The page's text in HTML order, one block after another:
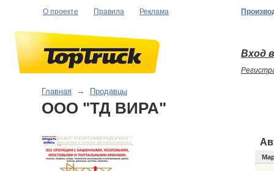
О проекте Правила Реклама
Вход
Главная → Продавцы
ООО "ТД ВИРА"